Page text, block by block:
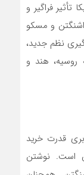
فراگیر و
و مسکو
نظم جدید،
روسیه، هند و
قدرت خرید
است. نوشتن